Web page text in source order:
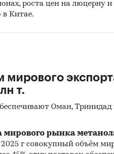
роста цен на люцерну
Китае.
мирового
т.
Оман, Тринидад
мирового рынка
2025 г совокупный объём